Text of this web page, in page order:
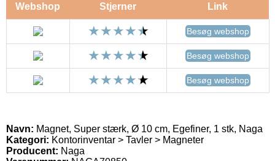
Webshop Stjerner Link
Besøg webshop
Besøg webshop
Besøg webshop
Navn: Magnet, Super stærk, Ø 10 cm, Egefiner, 1 stk, Naga
Kategori: Kontorinventar > Tavler > Magneter
Producent: Naga